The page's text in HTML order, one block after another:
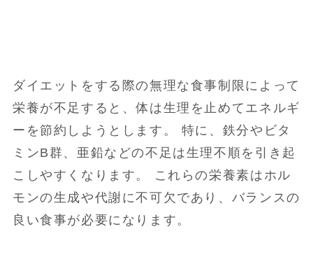
ダイエットをする際の無理な食事制限によって
栄養が不足すると、体は生理を止めてエネルギ
ーを節約しようとします。 特に、鉄分やビタ
ミンB群、亜鉛などの不足は生理不順を引き起
こしやすくなります。 これらの栄養素はホル
モンの生成や代謝に不可欠であり、バランスの
良い食事が必要になります。